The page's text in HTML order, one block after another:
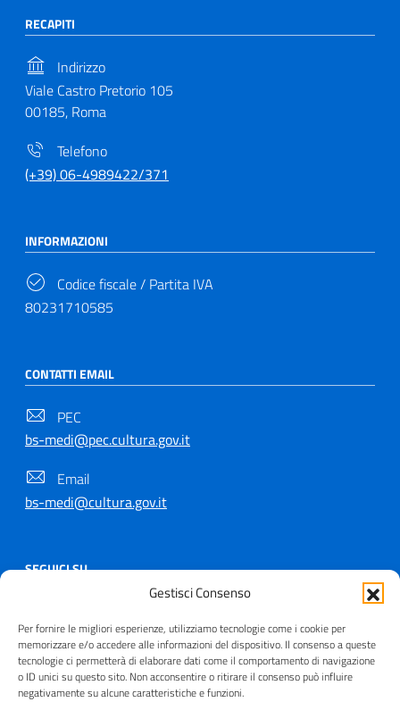
Gestisci Consenso
Per fornire le migliori esperienze, utilizziamo tecnologie come i cookie per
memorizzare e/o accedere alle informazioni del dispositivo. Il consenso a queste
tecnologie ci permetterà di elaborare dati come il comportamento di navigazione
o ID unici su questo sito. Non acconsentire o ritirare il consenso può influire
negativamente su alcune caratteristiche e funzioni.
RECAPITI
Indirizzo
Viale Castro Pretorio 105
00185, Roma
Telefono
(+39) 06-4989422/371
INFORMAZIONI
Codice fiscale / Partita IVA
80231710585
CONTATTI EMAIL
PEC
bs-medi@pec.cultura.gov.it
Email
bs-medi@cultura.gov.it
SEGUICI SU
Copyright © 2021 - 2026